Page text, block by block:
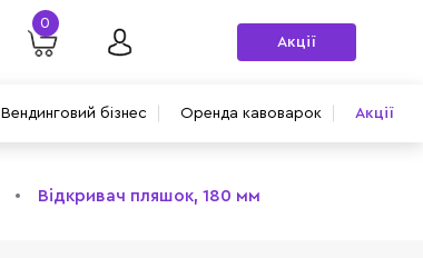
Вендинговий бізнес Оренда кавоварок Акції
0
Акції
Відкривач пляшок, 180 мм